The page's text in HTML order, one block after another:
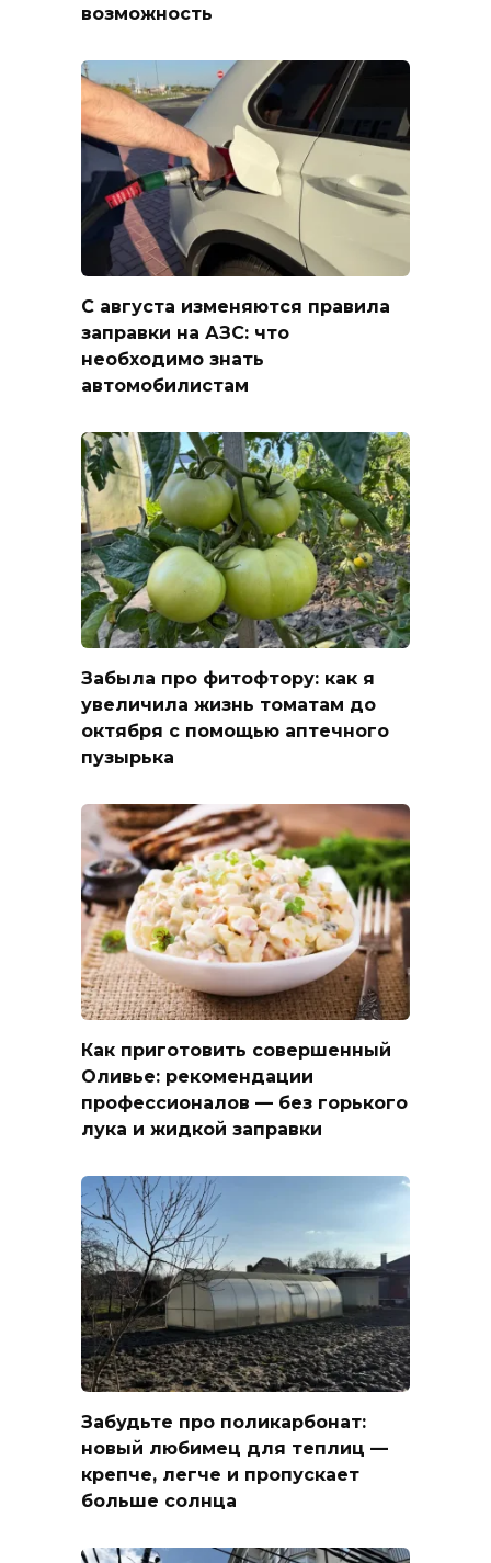
возможность
С августа изменяются правила
заправки на АЗС: что
необходимо знать
автомобилистам
Забыла про фитофтору: как я
увеличила жизнь томатам до
октября с помощью аптечного
пузырька
Как приготовить совершенный
Оливье: рекомендации
профессионалов — без горького
лука и жидкой заправки
Забудьте про поликарбонат:
новый любимец для теплиц —
крепче, легче и пропускает
больше солнца